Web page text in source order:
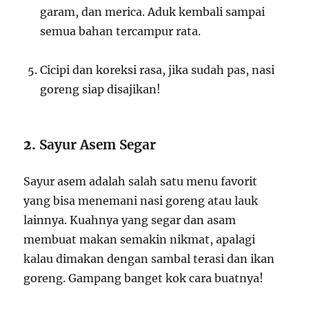
garam, dan merica. Aduk kembali sampai
semua bahan tercampur rata.
Cicipi dan koreksi rasa, jika sudah pas, nasi
goreng siap disajikan!
2. Sayur Asem Segar
Sayur asem adalah salah satu menu favorit
yang bisa menemani nasi goreng atau lauk
lainnya. Kuahnya yang segar dan asam
membuat makan semakin nikmat, apalagi
kalau dimakan dengan sambal terasi dan ikan
goreng. Gampang banget kok cara buatnya!